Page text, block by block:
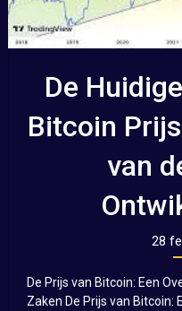
De
Bitcoin
van
28
De Prijs van Bitcoin: Een
Zaken De Prijs van Bitcoin: